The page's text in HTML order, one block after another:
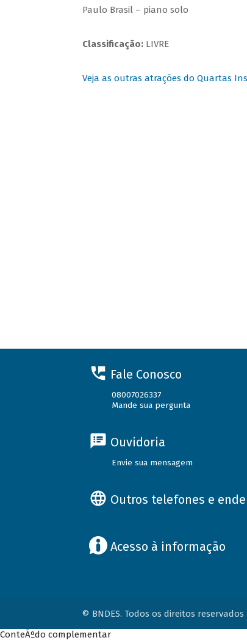
Paulo Brasil – piano solo
Classificação:LIVRE
Veja as outras atrações do Quartas
Fale Conosco
08007026337
Mande sua pergunta
Ouvidoria
Envie sua mensagem
Outros telefones e
Acesso à informação
© BNDES. Todos os direitos reservados
ConteÃºdo complementar